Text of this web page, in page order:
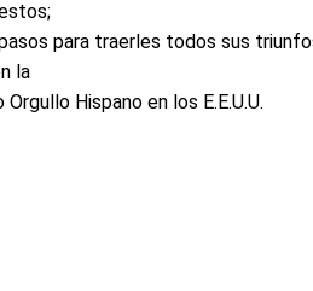
para traerles todos sus
la
Hispano en los E.E.U.U.